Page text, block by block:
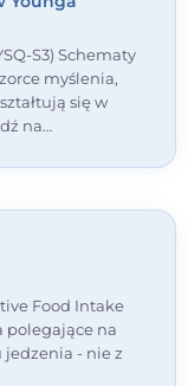
S3) Schematy
myślenia,
się w
na…
Food Intake
polegające na
- nie z